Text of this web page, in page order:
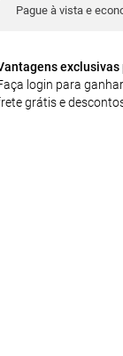
Pague à vista e
exclusivas
login para
grátis e